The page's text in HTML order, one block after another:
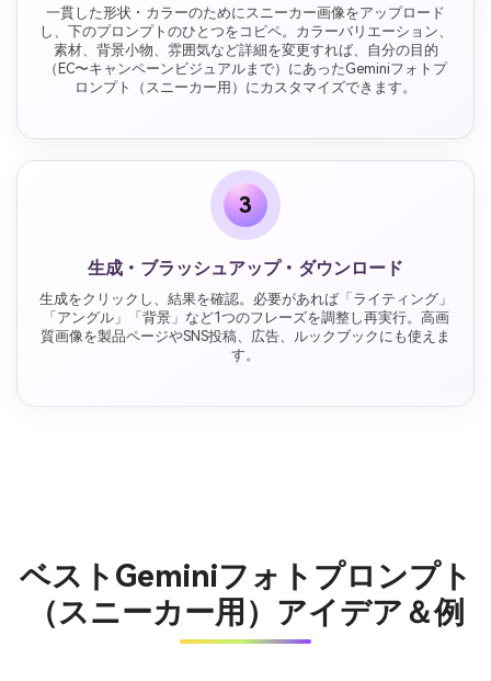
一貫した形状・カラーのためにスニーカー画像をアップロード
し、下のプロンプトのひとつをコピペ。カラーバリエーション、
素材、背景小物、雰囲気など詳細を変更すれば、自分の目的
（EC〜キャンペーンビジュアルまで）にあったGeminiフォトプ
ロンプト（スニーカー用）にカスタマイズできます。
3
生成・ブラッシュアップ・ダウンロード
生成をクリックし、結果を確認。必要があれば「ライティング」
「アングル」「背景」など1つのフレーズを調整し再実行。高画
質画像を製品ページやSNS投稿、広告、ルックブックにも使えま
す。
ベストGeminiフォトプロンプト
（スニーカー用）アイデア＆例